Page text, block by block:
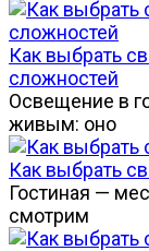
Как выбрать
сложностей
Освещение в
живым: оно
Как выбрать
Гостиная —
смотрим